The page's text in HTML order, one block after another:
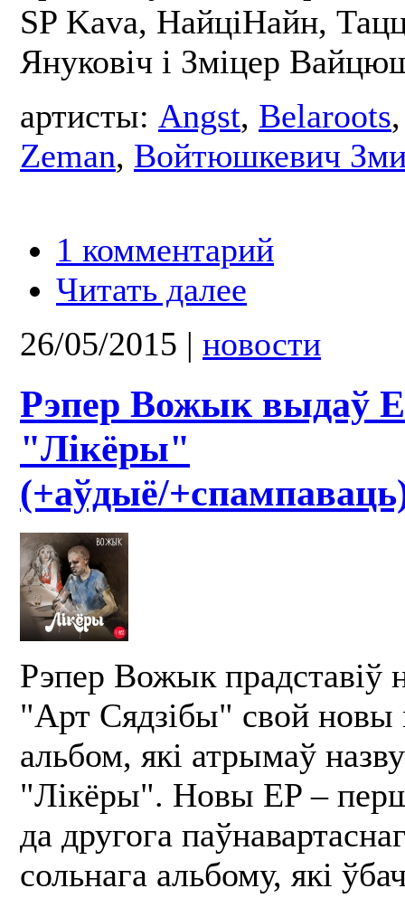
SP Kava, НайціНайн,
Януковіч і Зміцер
артисты: Angst, Belaroots
Zeman, Войтюшкевич
1 комментарий
Читать далее
26/05/2015 | новости
Рэпер Вожык выдаў
"Лікёры"
(+аўдыё/
Рэпер Вожык прадставіў
"Арт Сядзібы" свой новы
альбом, які атрымаў назву
"Лікёры". Новы EP –
да другога
сольнага альбому, які